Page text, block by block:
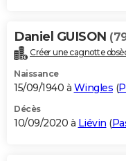
Daniel GUISON
Créer une cagnotte
Naissance
15/09/1940 à Wingles (
Décès
10/09/2020 à Liévin (